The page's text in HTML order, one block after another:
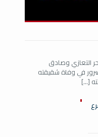
التعازي وصادق
في وفاة شقيقته
[…]